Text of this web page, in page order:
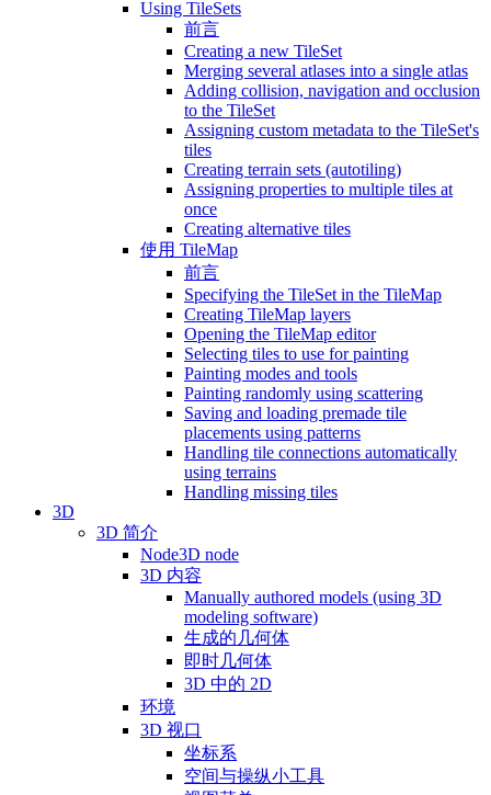
Using TileSets
前言
Creating a new TileSet
Merging several atlases into a single atlas
Adding collision, navigation and occlusion
to the TileSet
Assigning custom metadata to the TileSet's
tiles
Creating terrain sets (autotiling)
Assigning properties to multiple tiles at
once
Creating alternative tiles
使用 TileMap
前言
Specifying the TileSet in the TileMap
Creating TileMap layers
Opening the TileMap editor
Selecting tiles to use for painting
Painting modes and tools
Painting randomly using scattering
Saving and loading premade tile
placements using patterns
Handling tile connections automatically
using terrains
Handling missing tiles
3D
3D 简介
Node3D node
3D 内容
Manually authored models (using 3D
modeling software)
生成的几何体
即时几何体
3D 中的 2D
环境
3D 视口
坐标系
空间与操纵小工具